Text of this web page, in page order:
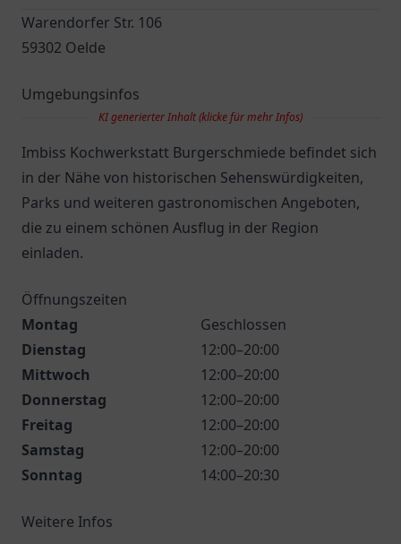
Warendorfer Str. 106
59302 Oelde
Umgebungsinfos
KI generierter Inhalt (klicke für mehr Infos)
Imbiss Kochwerkstatt Burgerschmiede befindet sich
in der Nähe von historischen Sehenswürdigkeiten,
Parks und weiteren gastronomischen Angeboten,
die zu einem schönen Ausflug in der Region
einladen.
Öffnungszeiten
Montag
Geschlossen
Dienstag
12:00–20:00
Mittwoch
12:00–20:00
Donnerstag
12:00–20:00
Freitag
12:00–20:00
Samstag
12:00–20:00
Sonntag
14:00–20:30
Weitere Infos